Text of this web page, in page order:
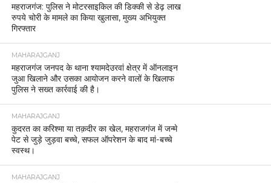
महराजगंज: पुलिस ने मोटरसाइकिल की डिक्की से डेढ़ लाख
रुपये चोरी के मामले का किया खुलासा, मुख्य अभियुक्त
गिरफ्तार
MAHARAJGANJ
महराजगंज जनपद के थाना श्यामदेउरवां क्षेत्र में ऑनलाइन
जुआ खिलाने और उसका आयोजन करने वालों के खिलाफ
पुलिस ने सख्त कार्रवाई की है।
MAHARAJGANJ
कुदरत का करिश्मा या तक़दीर का खेल, महराजगंज में जन्मे
पेट से जुड़े जुड़वा बच्चे, सफल ऑपरेशन के बाद मां-बच्चे
स्वस्थ।
MAHARAJGANJ